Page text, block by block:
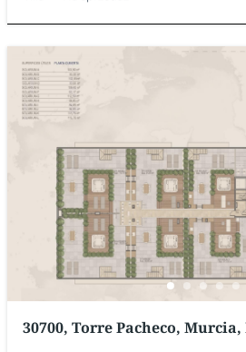
30700, Torre Pacheco,